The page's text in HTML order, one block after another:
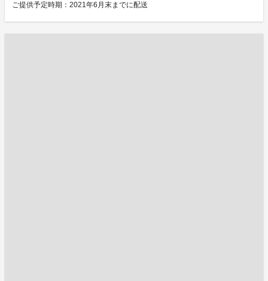
ご提供予定時期：2021年6月末までに配送